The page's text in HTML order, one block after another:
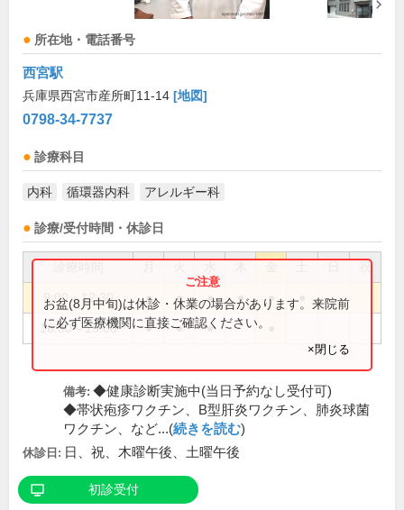
所在地・電話番号
西宮駅
兵庫県西宮市産所町11-14 [地図]
0798-34-7737
診療科目
内科 循環器内科 アレルギー科
診療/受付時間・休診日
祝
9:00～12:30 ● ● ● ● ●
16:30～19:00 ● ● ●
お盆(8月中旬)は休診・休業の場合があります。来院前
に必ず医療機関に直接ご確認ください。
×閉じる
備考: ◆健康診断実施中(当日予約なし受付可)
◆帯状疱疹ワクチン、B型肝炎ワクチン、肺炎球菌
ワクチン、など...(続きを読む)
休診日: 日、祝、木曜午後、土曜午後
初診受付